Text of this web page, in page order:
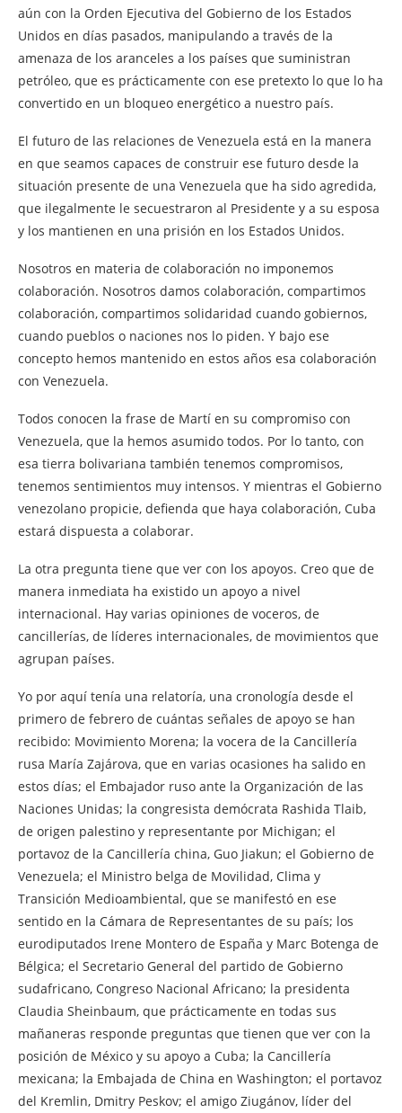
aún con la Orden Ejecutiva del Gobierno de los Estados
Unidos en días pasados, manipulando a través de la
amenaza de los aranceles a los países que suministran
petróleo, que es prácticamente con ese pretexto lo que lo ha
convertido en un bloqueo energético a nuestro país.
El futuro de las relaciones de Venezuela está en la manera
en que seamos capaces de construir ese futuro desde la
situación presente de una Venezuela que ha sido agredida,
que ilegalmente le secuestraron al Presidente y a su esposa
y los mantienen en una prisión en los Estados Unidos.
Nosotros en materia de colaboración no imponemos
colaboración. Nosotros damos colaboración, compartimos
colaboración, compartimos solidaridad cuando gobiernos,
cuando pueblos o naciones nos lo piden. Y bajo ese
concepto hemos mantenido en estos años esa colaboración
con Venezuela.
Todos conocen la frase de Martí en su compromiso con
Venezuela, que la hemos asumido todos. Por lo tanto, con
esa tierra bolivariana también tenemos compromisos,
tenemos sentimientos muy intensos. Y mientras el Gobierno
venezolano propicie, defienda que haya colaboración, Cuba
estará dispuesta a colaborar.
La otra pregunta tiene que ver con los apoyos. Creo que de
manera inmediata ha existido un apoyo a nivel
internacional. Hay varias opiniones de voceros, de
cancillerías, de líderes internacionales, de movimientos que
agrupan países.
Yo por aquí tenía una relatoría, una cronología desde el
primero de febrero de cuántas señales de apoyo se han
recibido: Movimiento Morena; la vocera de la Cancillería
rusa María Zajárova, que en varias ocasiones ha salido en
estos días; el Embajador ruso ante la Organización de las
Naciones Unidas; la congresista demócrata Rashida Tlaib,
de origen palestino y representante por Michigan; el
portavoz de la Cancillería china, Guo Jiakun; el Gobierno de
Venezuela; el Ministro belga de Movilidad, Clima y
Transición Medioambiental, que se manifestó en ese
sentido en la Cámara de Representantes de su país; los
eurodiputados Irene Montero de España y Marc Botenga de
Bélgica; el Secretario General del partido de Gobierno
sudafricano, Congreso Nacional Africano; la presidenta
Claudia Sheinbaum, que prácticamente en todas sus
mañaneras responde preguntas que tienen que ver con la
posición de México y su apoyo a Cuba; la Cancillería
mexicana; la Embajada de China en Washington; el portavoz
del Kremlin, Dmitry Peskov; el amigo Ziugánov, líder del